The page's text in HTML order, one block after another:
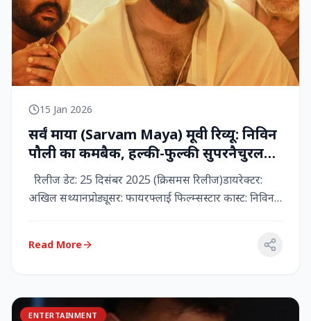
15 Jan 2026
सर्वं माया (Sarvam Maya) मूवी रिव्यू: निविन
पौली का कमबैक, हल्की-फुल्की सुपरनैचुरल
कॉमेडी जो दिल को छू जाती है
रिलीज डेट: 25 दिसंबर 2025 (क्रिसमस रिलीज)डायरेक्टर:
अखिल सथ्यानप्रोड्यूसर: फायरफ्लाई फिल्म्सस्टार कास्ट: निविन
Read More
ENTERTAINMENT